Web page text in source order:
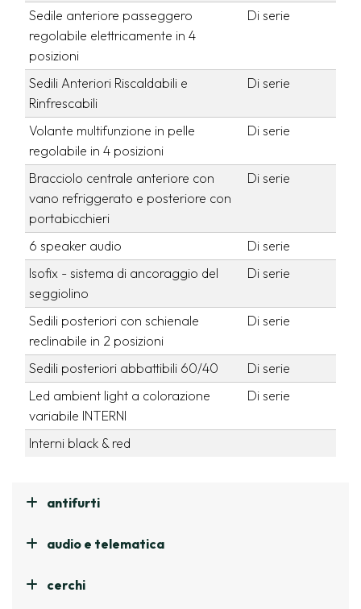
Sedile anteriore passeggero
regolabile elettricamente in 4
posizioni
Di serie
Sedili Anteriori Riscaldabili e
Rinfrescabili
Di serie
Volante multifunzione in pelle
regolabile in 4 posizioni
Di serie
Bracciolo centrale anteriore con
vano refriggerato e posteriore con
portabicchieri
Di serie
6 speaker audio
Di serie
Isofix - sistema di ancoraggio del
seggiolino
Di serie
Sedili posteriori con schienale
reclinabile in 2 posizioni
Di serie
Sedili posteriori abbattibili 60/40
Di serie
Led ambient light a colorazione
variabile INTERNI
Di serie
Interni black & red
antifurti
audio e telematica
cerchi